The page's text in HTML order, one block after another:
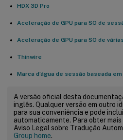
HDX 3D Pro
Aceleração de GPU para SO de
Aceleração de GPU para SO de
Thinwire
Marca d’água de sessão baseada
A versão oficial desta
inglês. Qualquer versão em outro
para sua conveniência e pode
automaticamente. Para obter
Aviso Legal sobre Tradução
Group home.